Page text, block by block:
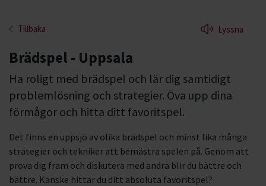
Tillbaka Lyssna
Brädspel - Uppsala
Ha roligt med brädspel och lär dig samtidigt
problemlösning och strategier. Öva upp dina
förmågor och hitta ditt favoritspel.
Det finns en uppsjö av olika brädspel och minst lika många
strategier och tekniker att bemästra spelen på. Genom att
prova dig fram och diskutera med andra blir du bättre och
bättre. Kanske hittar du ditt absoluta favoritspel?